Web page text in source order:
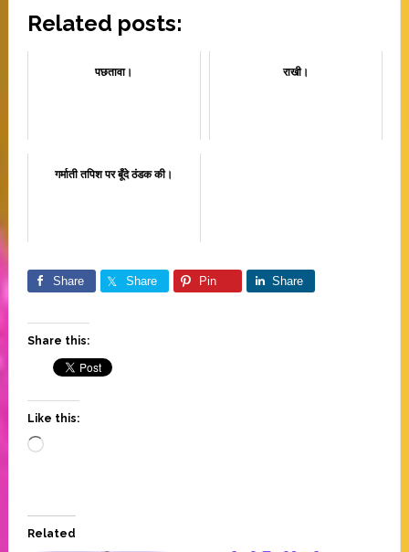
Related posts:
पछतावा। राखी।
गर्माती तपिश पर बूँदे ठंडक की।
Share Share Pin Share
Share this:
Like this:
Loading…
Related